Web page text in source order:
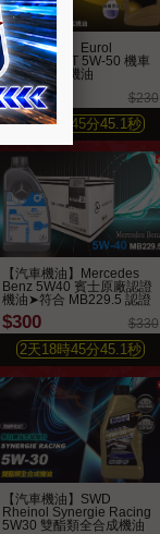
【機車機油】Eurol
SportBike 4T 5W-50 機車
全合成酯類機油
$210 $230
2天18時 45分43.3秒
【汽車機油】Mercedes
Benz 5W40 賓士原廠認證
機油➤符合 MB229.5 認證
$300 $330
2天18時45分43.3秒
【汽車機油】SWD
Rheinol Synergie Racing
5W30 雙酯類全合成機油